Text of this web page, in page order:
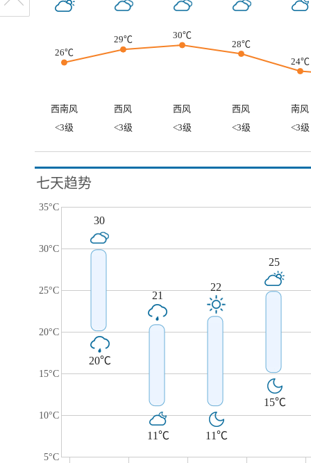
26℃
29℃
30℃
28℃
24℃
西南风 西风 西风 西风
南风
<3级
<3级 <3级 <3级 <3级
七天趋势
35°C
30°C
25°C
20°C
15°C
10°C
5°C
30
20℃
21
11℃
22
11℃
25
15℃